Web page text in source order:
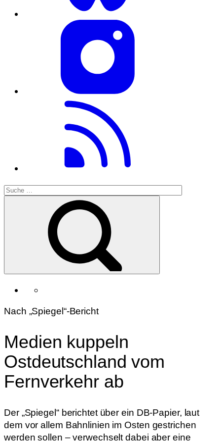
Nach „Spiegel“-Bericht
Medien kuppeln
Ostdeutschland vom
Fernverkehr ab
Der „Spiegel“ berichtet über ein DB-Papier, laut
dem vor allem Bahnlinien im Osten gestrichen
werden sollen – verwechselt dabei aber eine